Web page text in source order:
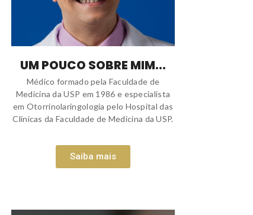
UM POUCO SOBRE MIM...
Médico formado pela Faculdade de
Medicina da USP em 1986 e especialista
em Otorrinolaringologia pelo Hospital das
Clínicas da Faculdade de Medicina da USP.
Saiba mais